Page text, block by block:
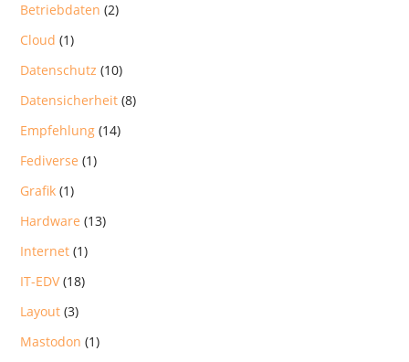
Betriebdaten (2)
Cloud (1)
Datenschutz (10)
Datensicherheit (8)
Empfehlung (14)
Fediverse (1)
Grafik (1)
Hardware (13)
Internet (1)
IT-EDV(18)
Layout (3)
Mastodon (1)